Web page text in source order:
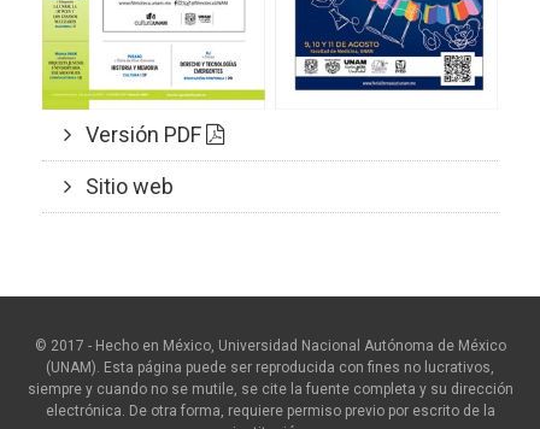
Versión PDF
Sitio web
© 2017 - Hecho en México, Universidad Nacional Autónoma de México
(UNAM). Esta página puede ser reproducida con fines no lucrativos,
siempre y cuando no se mutile, se cite la fuente completa y su dirección
electrónica. De otra forma, requiere permiso previo por escrito de la